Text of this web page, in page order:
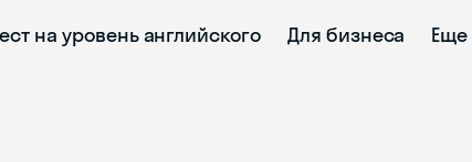
на уровень английского Для бизнеса Еще